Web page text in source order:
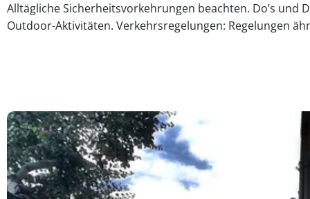
Alltägliche Sicherheitsvorkehrungen beachten. Do’s und
Outdoor-Aktivitäten. Verkehrsregelungen: Regelungen